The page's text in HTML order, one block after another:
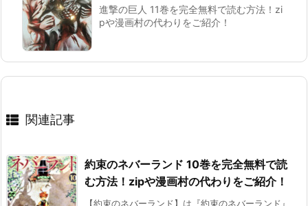
進撃の巨人 11巻を完全無料で読む方法！zi
pや漫画村の代わりをご紹介！
関連記事
約束のネバーランド 10巻を完全無料で読
む方法！zipや漫画村の代わりをご紹介！
【約束のネバーランド】は『約束のネバーランド』